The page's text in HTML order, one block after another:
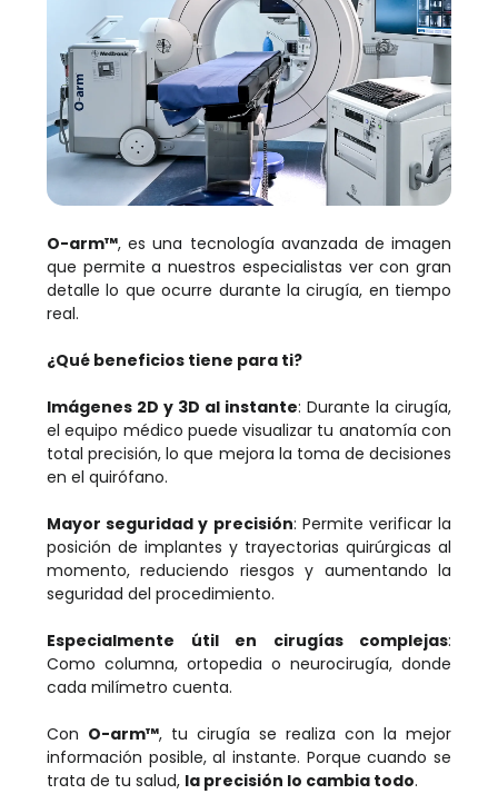
O-arm™, es una tecnología avanzada de imagen
que permite a nuestros especialistas ver con gran
detalle lo que ocurre durante la cirugía, en tiempo
real.
¿Qué beneficios tiene para ti?
Imágenes 2D y 3D al instante: Durante la cirugía,
el equipo médico puede visualizar tu anatomía con
total precisión, lo que mejora la toma de decisiones
en el quirófano.
Mayor seguridad y precisión: Permite verificar la
posición de implantes y trayectorias quirúrgicas al
momento, reduciendo riesgos y aumentando la
seguridad del procedimiento.
Especialmente útil en cirugías complejas:
Como columna, ortopedia o neurocirugía, donde
cada milímetro cuenta.
Con O-arm™, tu cirugía se realiza con la mejor
información posible, al instante. Porque cuando se
trata de tu salud, la precisión lo cambia todo.